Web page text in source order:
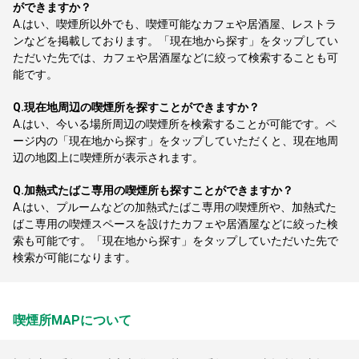
ができますか？
A. はい、喫煙所以外でも、喫煙可能なカフェや居酒屋、レストラ
ンなどを掲載しております。「現在地から探す」をタップしてい
ただいた先では、カフェや居酒屋などに絞って検索することも可
能です。
Q.現在地周辺の喫煙所を探すことができますか？
A. はい、今いる場所周辺の喫煙所を検索することが可能です。ペ
ージ内の「現在地から探す」をタップしていただくと、現在地周
辺の地図上に喫煙所が表示されます。
Q.加熱式たばこ専用の喫煙所も探すことができますか？
A. はい、プルームなどの加熱式たばこ専用の喫煙所や、加熱式た
ばこ専用の喫煙スペースを設けたカフェや居酒屋などに絞った検
索も可能です。「現在地から探す」をタップしていただいた先で
検索が可能になります。
喫煙所MAPについて